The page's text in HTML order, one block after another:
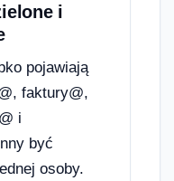
i
pojawiają
faktury@,
i
być
osoby.